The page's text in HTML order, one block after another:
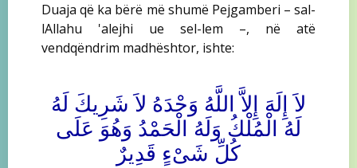
Duaja që ka bërë më shumë Pejgamberi – sal-
lAllahu 'alejhi ue sel-lem –, në atë
vendqëndrim madhështor, ishte:
لاَ إِلَهَ إِلاَّ اللَّهُ وَحْدَهُ لاَ شَرِيكَ لَهُ
لَهُ الْمُلْكُ وَلَهُ الْحَمْدُ وَهُوَ عَلَى
كُلِّ شَىْءٍ قَدِيرٌ